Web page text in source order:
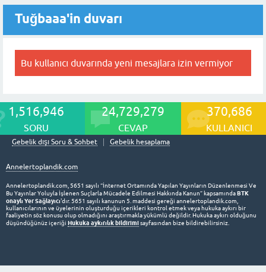
Tuğbaaa'in duvarı
Bu kullanıcı duvarında yeni mesajlara izin vermiyor
1,516,946
SORU
24,729,279
CEVAP
370,686
KULLANICI
Gebelik dışı Soru & Sohbet Gebelik hesaplama
Annelertoplandik.com
Annelertoplandik.com, 5651 sayılı “İnternet Ortamında Yapılan Yayınların Düzenlenmesi Ve
Bu Yayınlar Yoluyla İşlenen Suçlarla Mücadele Edilmesi Hakkında Kanun” kapsamındaBTK
onaylı Yer Sağlayıcı'dır. 5651 sayılı kanunun 5. maddesi gereği annelertoplandik.com,
kullanıcılarının ve üyelerinin oluşturduğu içerikleri kontrol etmek veya hukuka aykırı bir
faaliyetin söz konusu olup olmadığını araştırmakla yükümlü değildir. Hukuka aykırı olduğunu
düşündüğünüz içeriği Hukuka aykırılık bildirimisayfasından bize bildirebilirsiniz.